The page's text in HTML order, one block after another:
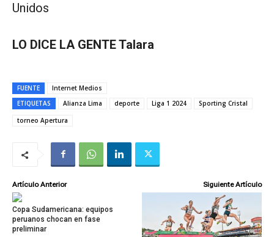
Unidos
LO DICE LA GENTE Talara
FUENTE
Internet Medios
ETIQUETAS
Alianza Lima deporte Liga 1 2024
Sporting Cristal
torneo Apertura
Artículo Anterior
Copa Sudamericana: equipos
peruanos chocan en fase
preliminar
Siguiente Artículo